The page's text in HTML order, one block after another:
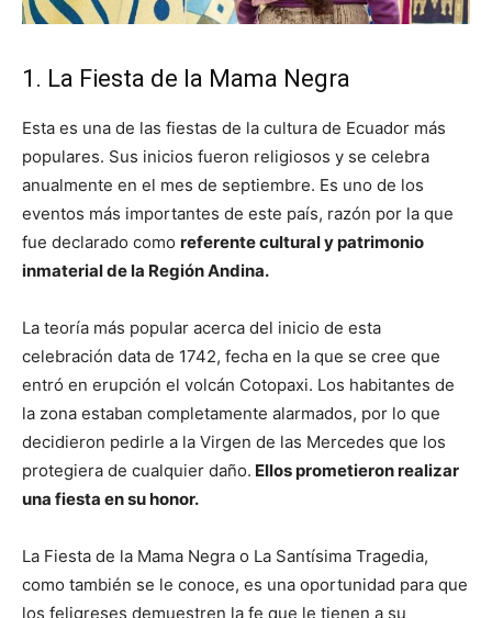
1. La Fiesta de la Mama Negra
Esta es una de las fiestas de la cultura de Ecuador más
populares. Sus inicios fueron religiosos y se celebra
anualmente en el mes de septiembre. Es uno de los
eventos más importantes de este país, razón por la que
fue declarado como referente cultural y patrimonio
inmaterial de la Región Andina.
La teoría más popular acerca del inicio de esta
celebración data de 1742, fecha en la que se cree que
entró en erupción el volcán Cotopaxi. Los habitantes de
la zona estaban completamente alarmados, por lo que
decidieron pedirle a la Virgen de las Mercedes que los
protegiera de cualquier daño. Ellos prometieron realizar
una fiesta en su honor.
La Fiesta de la Mama Negra o La Santísima Tragedia,
como también se le conoce, es una oportunidad para que
los feligreses demuestren la fe que le tienen a su